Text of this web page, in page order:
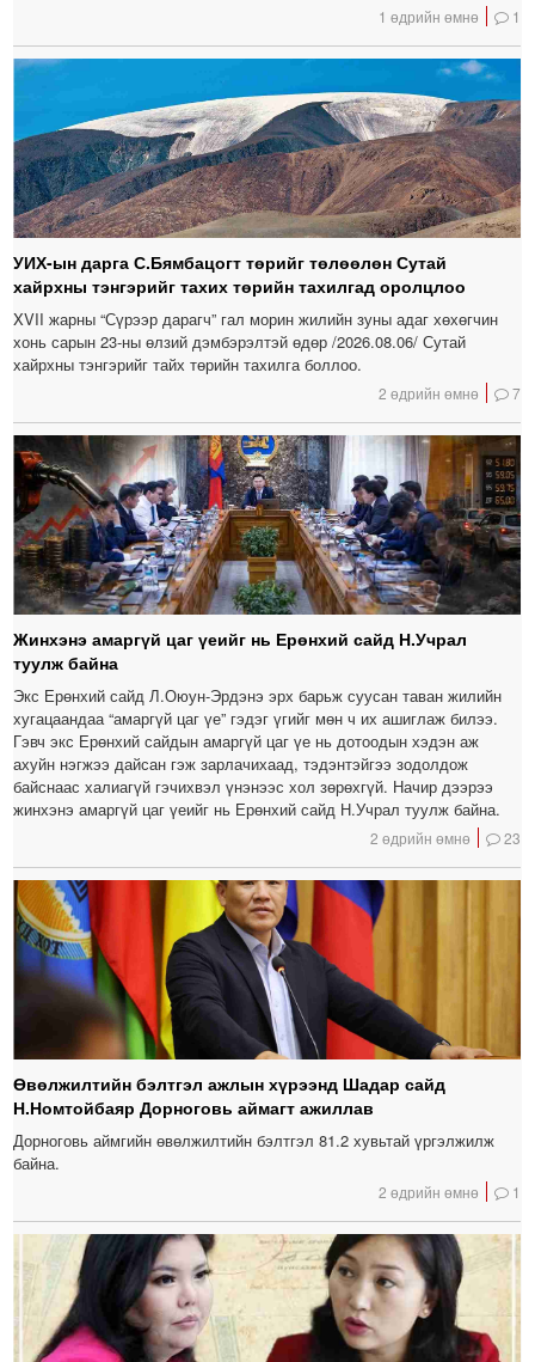
1 өдрийн өмнө 1
УИХ-ын дарга С.Бямбацогт төрийг төлөөлөн Сутай
хайрхны тэнгэрийг тахих төрийн тахилгад оролцлоо
XVII жарны “Сүрээр дарагч” гал морин жилийн зуны адаг хөхөгчин
хонь сарын 23-ны өлзий дэмбэрэлтэй өдөр /2026.08.06/ Сутай
хайрхны тэнгэрийг тайх төрийн тахилга боллоо.
2 өдрийн өмнө 7
Жинхэнэ амаргүй цаг үеийг нь Ерөнхий сайд Н.Учрал
туулж байна
Экс Ерөнхий сайд Л.Оюун-Эрдэнэ эрх барьж суусан таван жилийн
хугацаандаа “амаргүй цаг үе” гэдэг үгийг мөн ч их ашиглаж билээ.
Гэвч экс Ерөнхий сайдын амаргүй цаг үе нь дотоодын хэдэн аж
ахуйн нэгжээ дайсан гэж зарлачихаад, тэдэнтэйгээ зодолдож
байснаас халиагүй гэчихвэл үнэнээс хол зөрөхгүй. Начир дээрээ
жинхэнэ амаргүй цаг үеийг нь Ерөнхий сайд Н.Учрал туулж байна.
2 өдрийн өмнө 23
Өвөлжилтийн бэлтгэл ажлын хүрээнд Шадар сайд
Н.Номтойбаяр Дорноговь аймагт ажиллав
Дорноговь аймгийн өвөлжилтийн бэлтгэл 81.2 хувьтай үргэлжилж
байна.
2 өдрийн өмнө 1